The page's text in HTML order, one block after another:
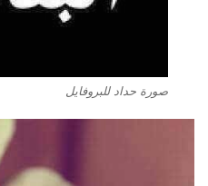
صورة حداد للبروفايل